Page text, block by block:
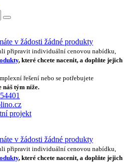
v žádosti žádné produkty
připravit individuální cenovou nabídku,
, které chcete nacenit, a doplňte jejich
řešení nebo se potřebujete
náš tým níže.
projekt
v žádosti žádné produkty
připravit individuální cenovou nabídku,
, které chcete nacenit, a doplňte jejich